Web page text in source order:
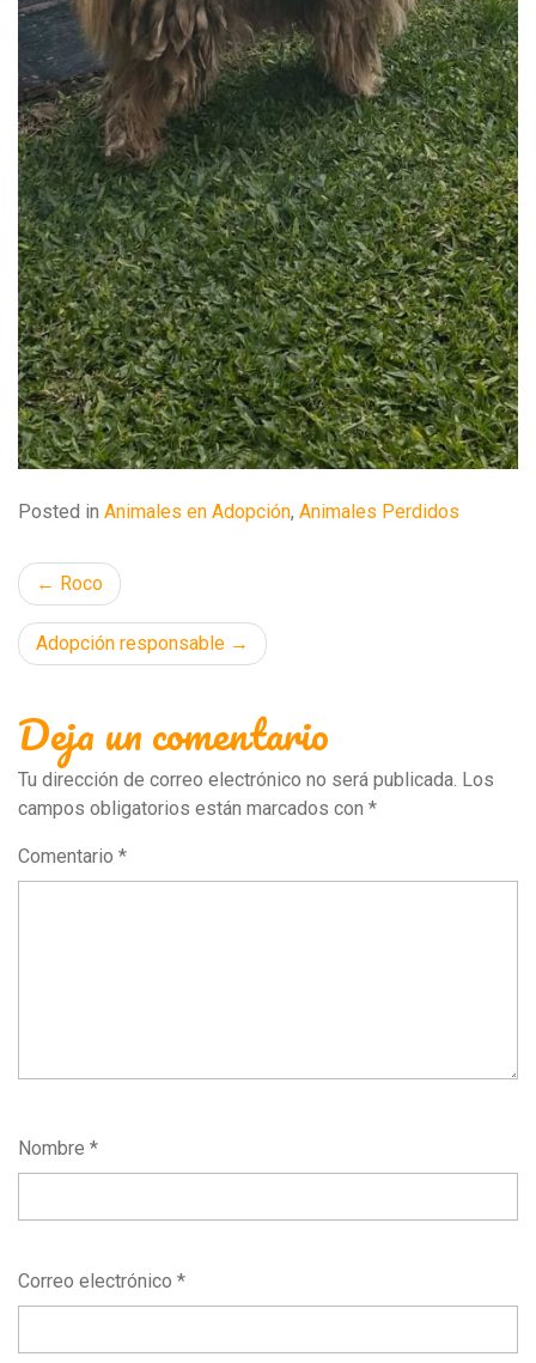
Posted in Animales en Adopción, Animales Perdidos
Navegación
de
entradas
Roco
Adopción responsable
Deja un comentario
Tu dirección de correo electrónico no será publicada. Los
campos obligatorios están marcados con *
Comentario *
Nombre *
Correo electrónico *